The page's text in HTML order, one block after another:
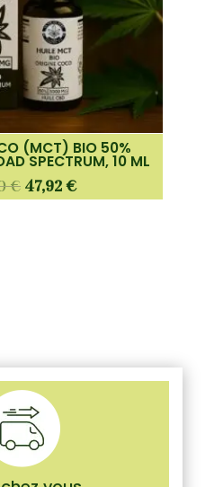
(MCT) BIO 50%
SPECTRUM, 10 ML
€ 47,92€